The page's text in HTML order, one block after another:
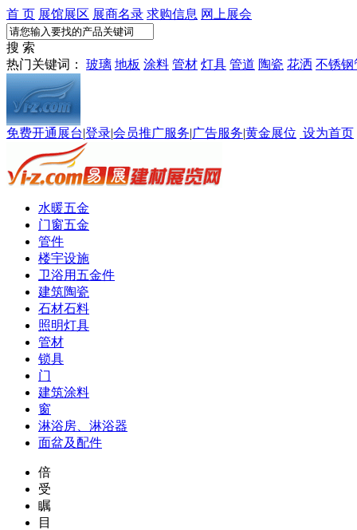
首 页 展馆展区 展商名录 求购信息 网上展会
搜 索
热门关键词： 玻璃 地板 涂料 管材 灯具 管道 陶瓷 花洒 不锈钢
免费开通展台|登录|会员推广服务|广告服务|黄金展位 设为首页
水暖五金
门窗五金
管件
楼宇设施
卫浴用五金件
建筑陶瓷
石材石料
照明灯具
管材
锁具
门
建筑涂料
窗
淋浴房、淋浴器
面盆及配件
倍
受
瞩
目